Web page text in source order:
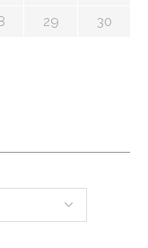
29
30